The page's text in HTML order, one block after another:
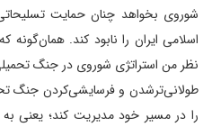
شوروی بخواهد چنان حمایت
اسلامی ایران را نابود کند.
نظر من استراتژی شوروی در جنگ
طولانی‌ترشدن و فرسایشی‌کردن جنگ
را در مسیر خود مدیریت کند؛ یعنی